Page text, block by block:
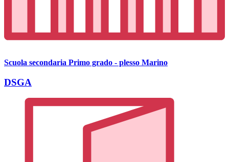
Scuola secondaria Primo grado - plesso Marino
DSGA